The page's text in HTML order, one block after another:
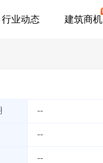
行业动态 建筑商机
--
--
--